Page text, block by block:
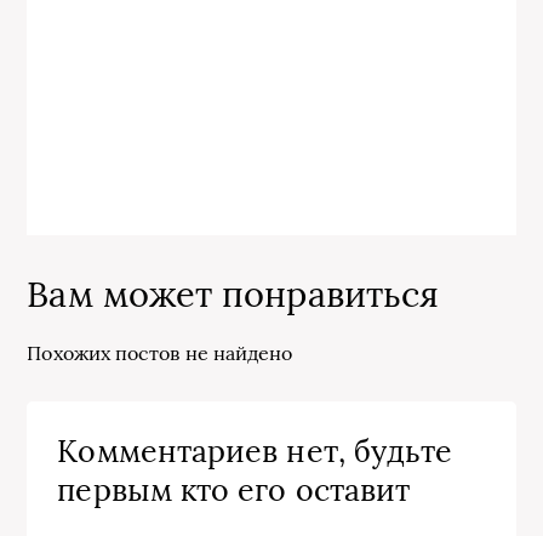
Вам может понравиться
Похожих постов не найдено
Комментариев нет, будьте
первым кто его оставит